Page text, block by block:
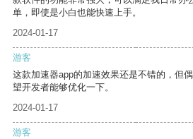
单，即使是小白也能快速上手。
2024-01-17
游客
这款加速器app的加速效果还是不错的，但
望开发者能够优化一下。
2024-01-17
游客